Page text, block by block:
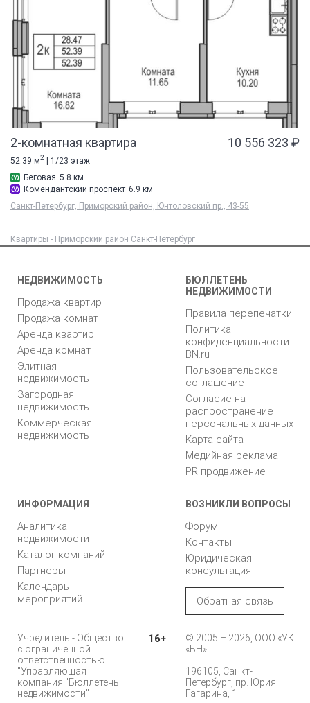
2-комнатная квартира 10 556 323 ₽
52.39 м2 | 1/23 этаж
Беговая 5.8 км
Комендантский проспект 6.9 км
Санкт-Петербург, Приморский район, Юнтоловский пр., 43-55
Квартиры - Приморский район Санкт-Петербург
НЕДВИЖИМОСТЬ
Продажа квартир
Продажа комнат
Аренда квартир
Аренда комнат
Элитная
недвижимость
Загородная
недвижимость
Коммерческая
недвижимость
БЮЛЛЕТЕНЬ
НЕДВИЖИМОСТИ
Правила перепечатки
Политика
конфиденциальности
BN.ru
Пользовательское
соглашение
Согласие на
распространение
персональных данных
Карта сайта
Медийная реклама
PR продвижение
ИНФОРМАЦИЯ
Аналитика
недвижимости
Каталог компаний
Партнеры
Календарь
мероприятий
ВОЗНИКЛИ ВОПРОСЫ
Форум
Контакты
Юридическая
консультация
Обратная связь
Учредитель - Общество
с ограниченной
ответственностью
"Управляющая
компания "Бюллетень
недвижимости"
16+
© 2005 – 2026, ООО «УК
«БН»
196105, Санкт-
Петербург, пр. Юрия
Гагарина, 1